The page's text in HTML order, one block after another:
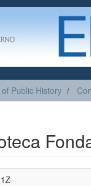
Public History